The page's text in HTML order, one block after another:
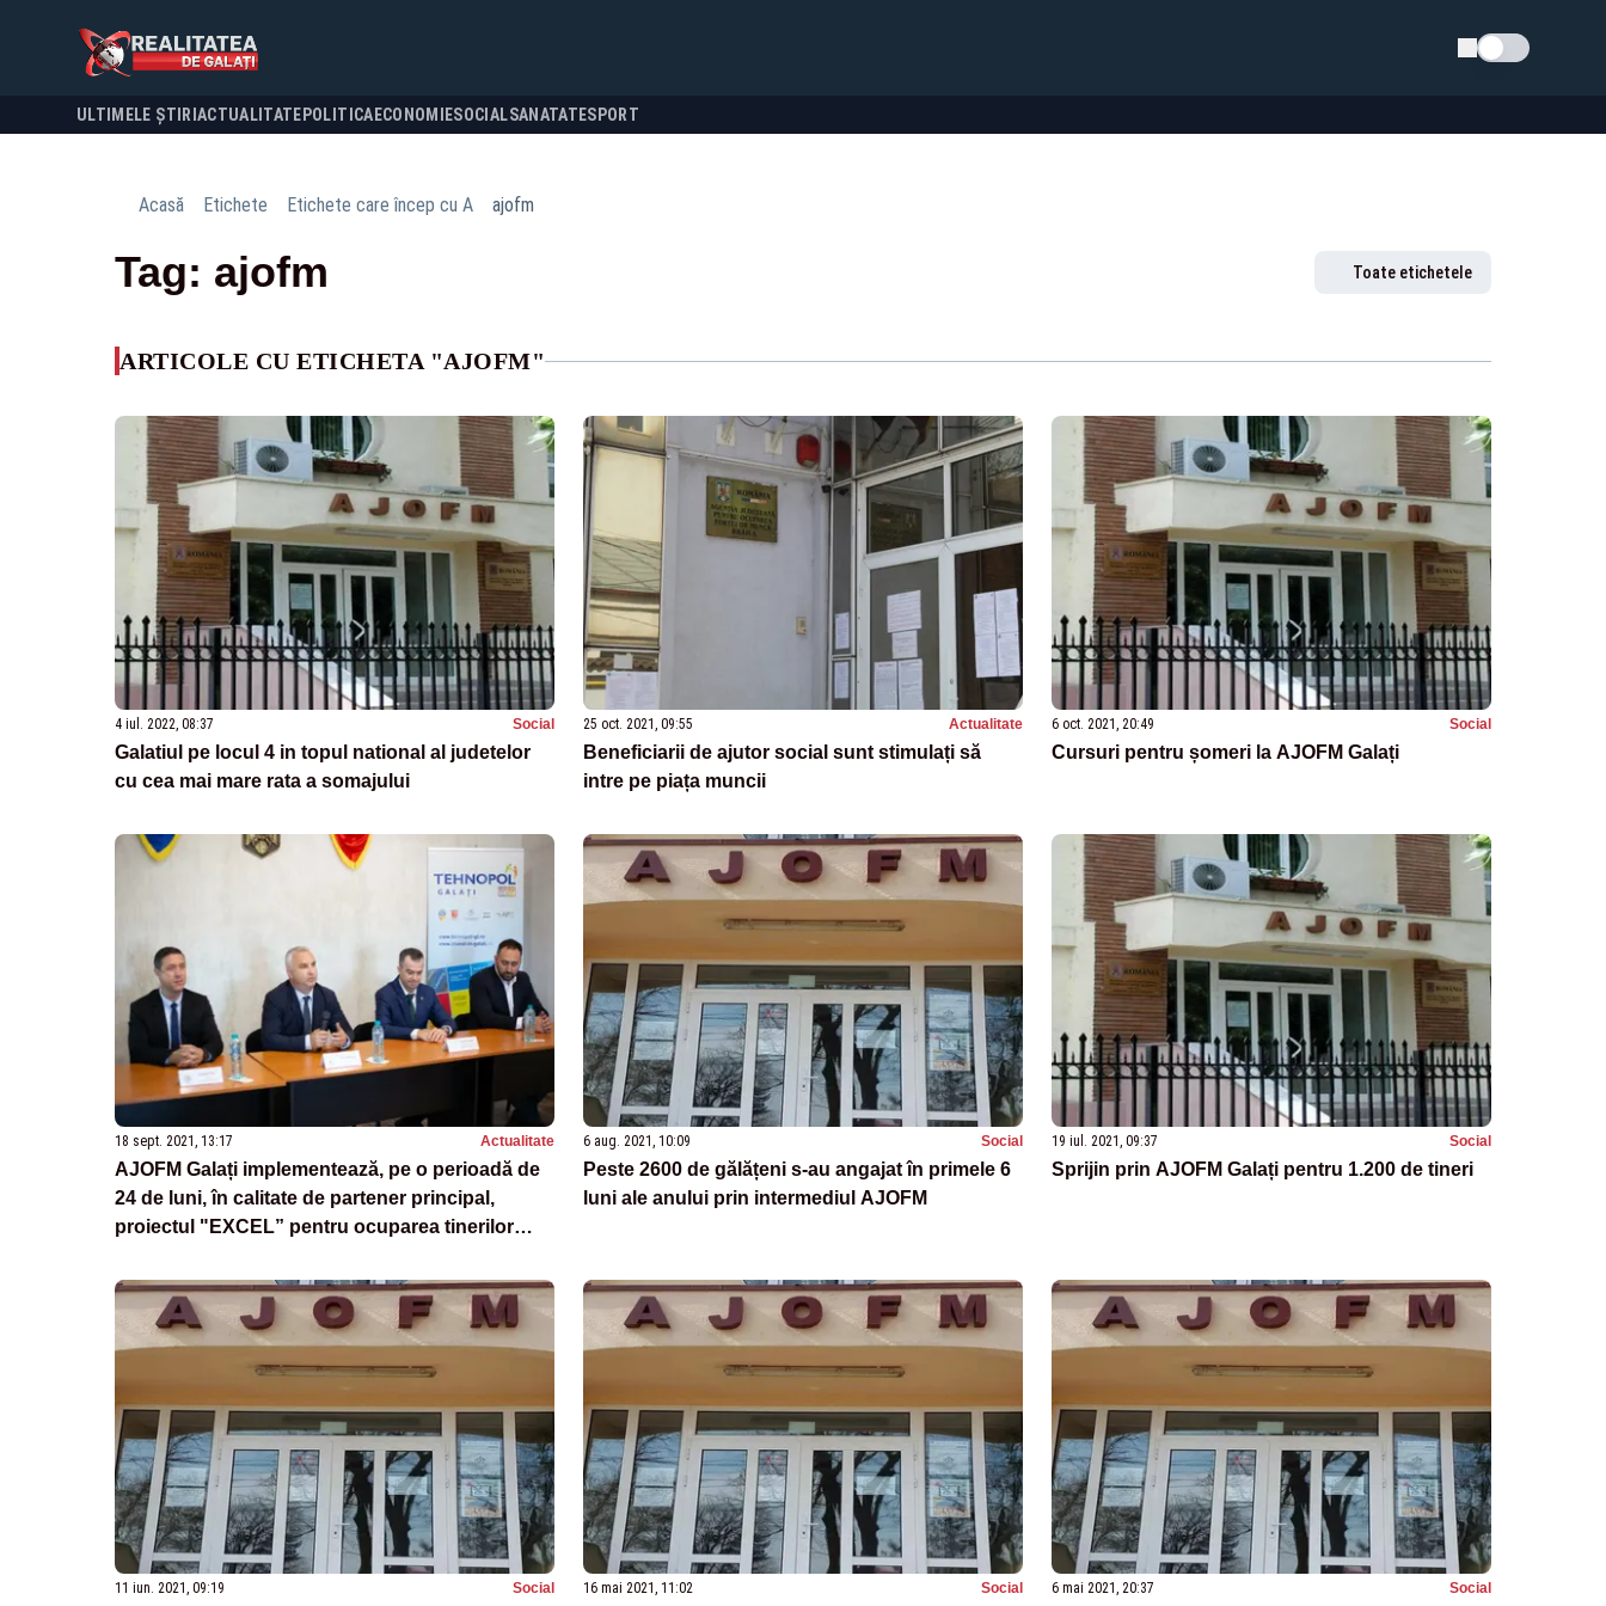
Schimba tema
ULTIMELE ȘTIRI ACTUALITATE POLITICA ECONOMIESOCIALSANATATESPORT
Acasă Etichete Etichete care încep cu A ajofm
Tag: ajofm Toate etichetele
ARTICOLE CU ETICHETA "AJOFM"
4 iul. 2022, 08:37 Social
Galatiul pe locul 4 in topul national al judetelor
cu cea mai mare rata a somajului
25 oct. 2021, 09:55 Actualitate
Beneficiarii de ajutor social sunt stimulați să
intre pe piața muncii
6 oct. 2021, 20:49 Social
Cursuri pentru șomeri la AJOFM Galați
18 sept. 2021, 13:17 Actualitate
AJOFM Galați implementează, pe o perioadă de
24 de luni, în calitate de partener principal,
proiectul "EXCEL” pentru ocuparea tinerilor
6 aug. 2021, 10:09 Social
Peste 2600 de gălățeni s-au angajat în primele 6
luni ale anului prin intermediul AJOFM
19 iul. 2021, 09:37 Social
Sprijin prin AJOFM Galați pentru 1.200 de tineri
11 iun. 2021, 09:19 Social 16 mai 2021, 11:02 Social 6 mai 2021, 20:37 Social